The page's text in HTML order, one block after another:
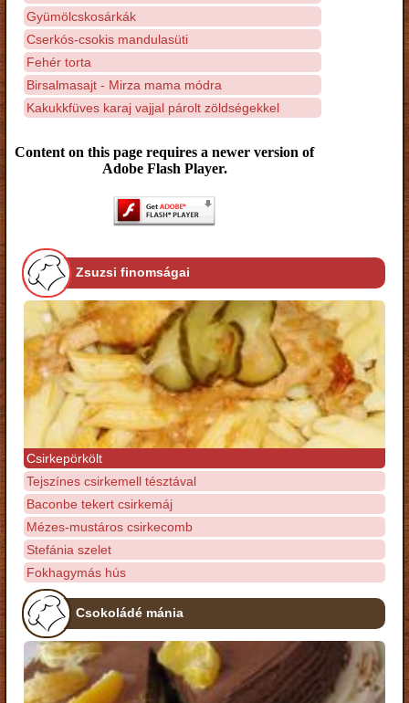
Gyümölcskosárkák
Cserkós-csokis mandulasüti
Fehér torta
Birsalmasajt - Mirza mama módra
Kakukkfüves karaj vajjal párolt zöldségekkel
Content on this page requires a newer version of
Adobe Flash Player.
Zsuzsi finomságai
Csirkepörkölt
Tejszínes csirkemell tésztával
Baconbe tekert csirkemáj
Mézes-mustáros csirkecomb
Stefánia szelet
Fokhagymás hús
Csokoládé mánia